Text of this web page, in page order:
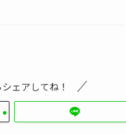
ェアしてね！